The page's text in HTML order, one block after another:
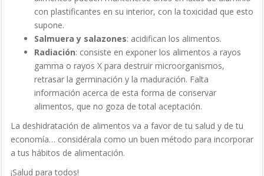
con plastificantes en su interior, con la toxicidad que esto
supone.
Salmuera y salazones: acidifican los alimentos.
Radiación: consiste en exponer los alimentos a rayos
gamma o rayos X para destruir microorganismos,
retrasar la germinación y la maduración. Falta
información acerca de esta forma de conservar
alimentos, que no goza de total aceptación.
La deshidratación de alimentos va a favor de tu salud y de tu
economía… considérala como un buen método para incorporar
a tus hábitos de alimentación.
¡Salud para todos!